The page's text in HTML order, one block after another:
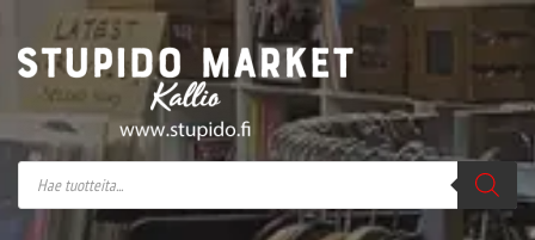
Stupido Market – verkossa ja kivijalassa
Stupido Market on vaihtoehtomusaan
erikoistunut verkko- sekä
kivijalkakauppa Helsingissä Kallion